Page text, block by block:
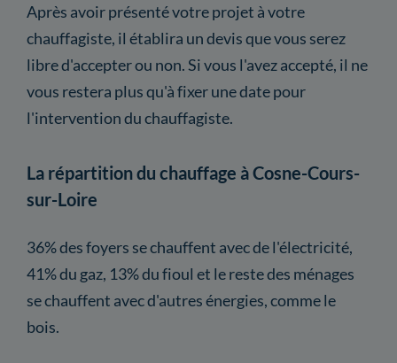
Après avoir présenté votre projet à votre
chauffagiste, il établira un devis que vous serez
libre d'accepter ou non. Si vous l'avez accepté, il ne
vous restera plus qu'à fixer une date pour
l'intervention du chauffagiste.
La répartition du chauffage à Cosne-Cours-
sur-Loire
36% des foyers se chauffent avec de l'électricité,
41% du gaz, 13% du fioul et le reste des ménages
se chauffent avec d'autres énergies, comme le
bois.